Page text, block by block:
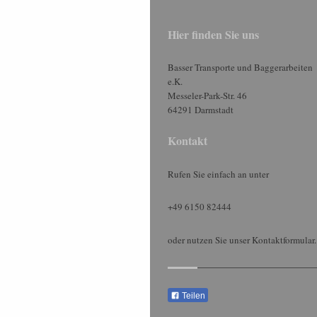
Hier finden Sie uns
Basser Transporte und Baggerarbeiten
e.K.
Messeler-Park-Str. 46
64291 Darmstadt
Kontakt
Rufen Sie einfach an unter
+49 6150 82444
oder nutzen Sie unser Kontaktformular.
Teilen